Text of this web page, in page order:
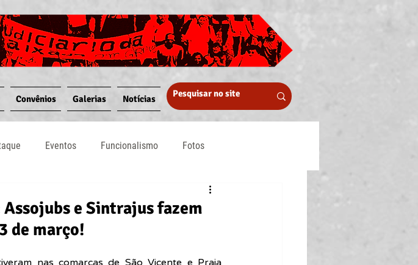
Convênios Galerias Notícias
Eventos Funcionalismo Fotos
Assojubs e Sintrajus fazem
de março!
nas comarcas de São Vicente e Praia